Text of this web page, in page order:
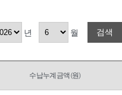
년 월 검색
수납누계금액(원)